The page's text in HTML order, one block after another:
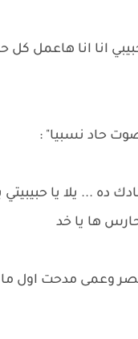
انا انا هاعمل كل
حاد نسبيا" :
ده ... يلا يا
ها يا خد
وعمى مدحت اول